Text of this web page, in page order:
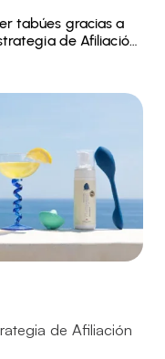
tabúes gracias a
de Afiliación
de Afiliación